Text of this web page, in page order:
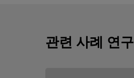
관련 사례 연구